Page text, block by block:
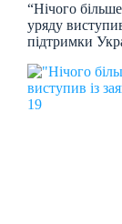
“Нічого
уряду
підтримки